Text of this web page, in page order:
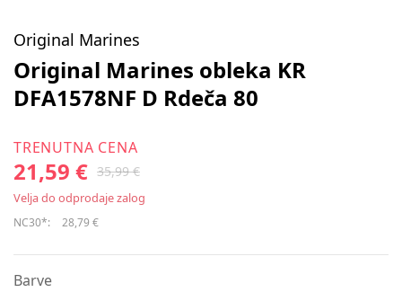
Original Marines
Original Marines obleka KR
DFA1578NF D Rdeča 80
TRENUTNA CENA
21,59 € 35,99 €
Velja do odprodaje zalog
NC30*: 28,79 €
Barve